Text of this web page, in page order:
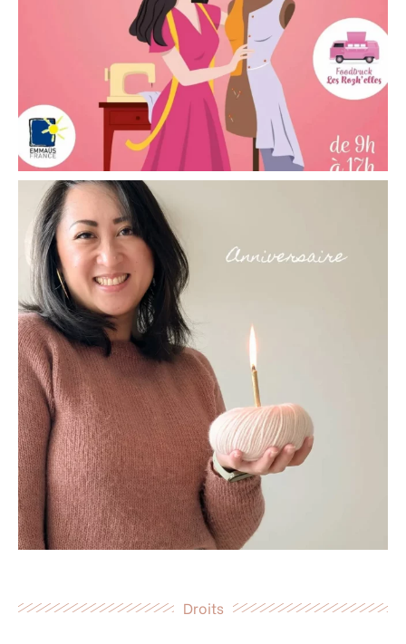
Droits